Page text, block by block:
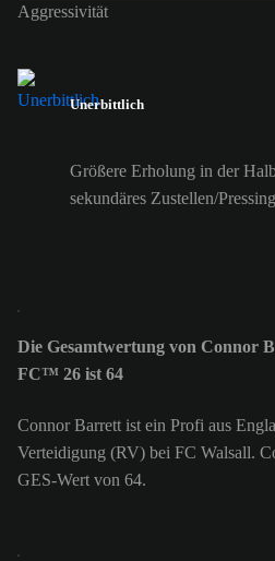
Aggressivität
Unerbittlich
Größere Erholung in der
sekundäres Zustellen/Pressing
Die Gesamtwertung von Connor
FC™ 26 ist 64
Connor Barrett ist ein Profi aus
Verteidigung (RV) bei FC Walsall.
GES-Wert von 64.